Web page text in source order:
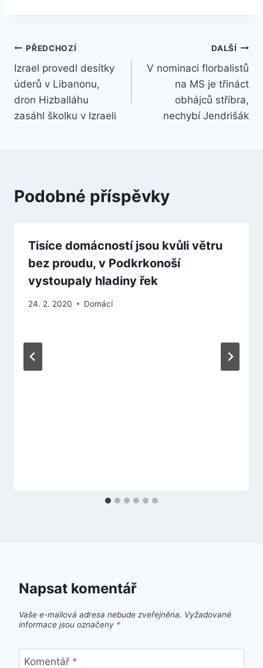
Navigace
pro
příspěvek
PŘEDCHOZÍ
Izrael provedl desítky
úderů v Libanonu,
dron Hizballáhu
zasáhl školku v Izraeli
DALŠÍ
V nominaci florbalistů
na MS je třináct
obhájců stříbra,
nechybí Jendrišák
Podobné příspěvky
Tisíce domácností jsou kvůli větru
bez proudu, v Podkrkonoší
vystoupaly hladiny řek
24. 2. 2020 Domácí
Napsat komentář
Vaše e-mailová adresa nebude zveřejněna. Vyžadované
informace jsou označeny *
Komentář *